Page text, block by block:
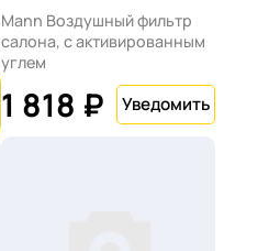
Mann Воздушный фильтр
салона, с активированным
углем
1 818 ₽